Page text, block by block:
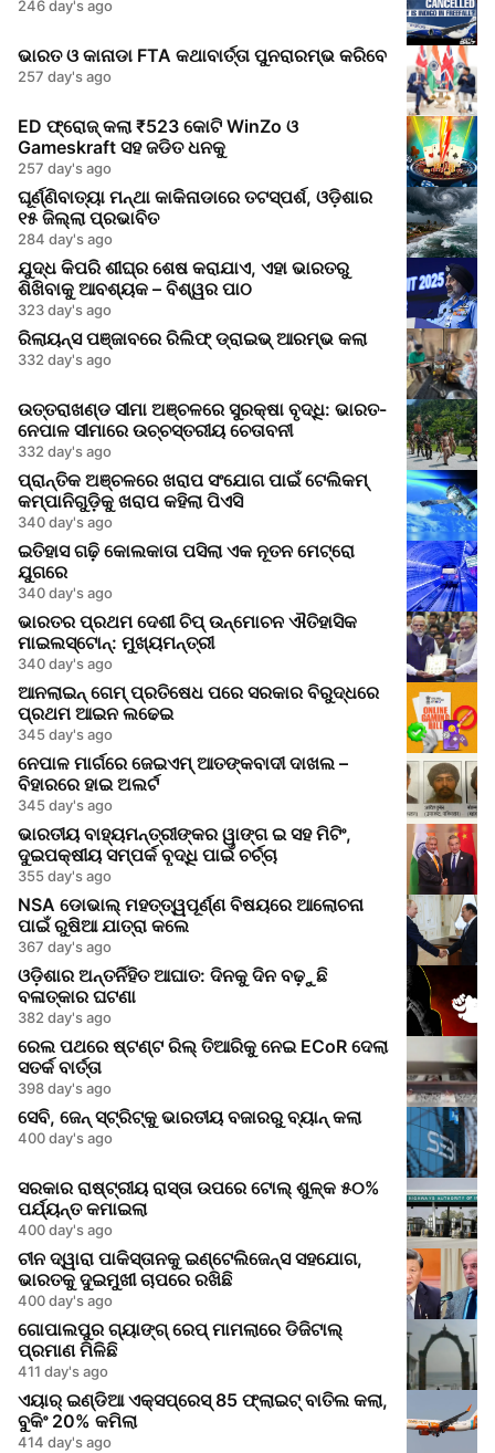
246 day's ago
ଭାରତ ଓ କାନାଡା FTA କଥାବାର୍ତ୍ତା ପୁନରାରମ୍ଭ କରିବେ
257 day's ago
ED ଫ୍ରୋଜ୍ କଲା ₹523 କୋଟି WinZo ଓ
Gameskraft ସହ ଜଡିତ ଧନକୁ
257 day's ago
ଘୂର୍ଣ୍ଣିବାତ୍ୟା ମନ୍ଥା କାକିନାଡାରେ ତଟସ୍ପର୍ଶ, ଓଡ଼ିଶାର
୧୫ ଜିଲ୍ଲା ପ୍ରଭାବିତ
284 day's ago
ଯୁଦ୍ଧ କିପରି ଶୀଘ୍ର ଶେଷ କରାଯାଏ, ଏହା ଭାରତରୁ
ଶିଖିବାକୁ ଆବଶ୍ୟକ – ବିଶ୍ୱର ପାଠ
323 day's ago
ରିଲାୟନ୍ସ ପଞ୍ଜାବରେ ରିଲିଫ୍ ଡ୍ରାଇଭ୍ ଆରମ୍ଭ କଲା
332 day's ago
ଉତ୍ତରାଖଣ୍ଡ ସୀମା ଅଞ୍ଚଳରେ ସୁରକ୍ଷା ବୃଦ୍ଧି: ଭାରତ-
ନେପାଳ ସୀମାରେ ଉଚ୍ଚସ୍ତରୀୟ ଚେତାବନୀ
332 day's ago
ପ୍ରାନ୍ତିକ ଅଞ୍ଚଳରେ ଖରାପ ସଂଯୋଗ ପାଇଁ ଟେଲିକମ୍
କମ୍ପାନିଗୁଡ଼ିକୁ ଖରାପ କହିଲା ପିଏସି
340 day's ago
ଇତିହାସ ଗଢ଼ି କୋଲକାତା ପସିଲା ଏକ ନୂତନ ମେଟ୍ରୋ
ଯୁଗରେ
340 day's ago
ଭାରତର ପ୍ରଥମ ଦେଶୀ ଚିପ୍ ଉନ୍ମୋଚନ ଐତିହାସିକ
ମାଇଲସ୍ଟୋନ୍: ମୁଖ୍ୟମନ୍ତ୍ରୀ
340 day's ago
ଆନଲାଇନ୍ ଗେମ୍ ପ୍ରତିଷେଧ ପରେ ସରକାର ବିରୁଦ୍ଧରେ
ପ୍ରଥମ ଆଇନ ଲଢେଇ
345 day's ago
ନେପାଳ ମାର୍ଗରେ ଜେଇଏମ୍ ଆତଙ୍କବାଦୀ ଦାଖଲ –
ବିହାରରେ ହାଇ ଅଲର୍ଟ
345 day's ago
ଭାରତୀୟ ବାହ୍ୟମନ୍ତ୍ରୀଙ୍କର ୱାଙ୍ଗ ଇ ସହ ମିଟିଂ,
ଦୁଇପକ୍ଷୀୟ ସମ୍ପର୍କ ବୃଦ୍ଧି ପାଇଁ ଚର୍ଚ୍ଚା
355 day's ago
NSA ଡୋଭାଲ୍ ମହତ୍ତ୍ୱପୂର୍ଣ୍ଣ ବିଷୟରେ ଆଲୋଚନା
ପାଇଁ ରୁଷିଆ ଯାତ୍ରା କଲେ
367 day's ago
ଓଡ଼ିଶାର ଅନ୍ତର୍ନିହିତ ଆଘାତ: ଦିନକୁ ଦିନ ବଢ଼ୁଛି
ବଳାତ୍କାର ଘଟଣା
382 day's ago
ରେଲ ପଥରେ ଷ୍ଟଣ୍ଟ ରିଲ୍ ତିଆରିକୁ ନେଇ ECoR ଦେଲା
ସତର୍କ ବାର୍ତ୍ତା
398 day's ago
ସେବି, ଜେନ୍‌ ସ୍ଟ୍ରିଟ୍‌କୁ ଭାରତୀୟ ବଜାରରୁ ବ୍ୟାନ୍ କଲା
400 day's ago
ସରକାର ରାଷ୍ଟ୍ରୀୟ ରାସ୍ତା ଉପରେ ଟୋଲ୍ ଶୁଳ୍କ ୫୦%
ପର୍ଯ୍ୟନ୍ତ କମାଇଲା
400 day's ago
ଚୀନ ଦ୍ୱାରା ପାକିସ୍ତାନକୁ ଇଣ୍ଟେଲିଜେନ୍ସ ସହଯୋଗ,
ଭାରତକୁ ଦୁଇମୁଖୀ ଚାପରେ ରଖିଛି
400 day's ago
ଗୋପାଲପୁର ଗ୍ୟାଙ୍ଗ୍ ରେପ୍ ମାମଲାରେ ଡିଜିଟାଲ୍
ପ୍ରମାଣ ମିଳିଛି
411 day's ago
ଏୟାର୍ ଇଣ୍ଡିଆ ଏକ୍ସପ୍ରେସ୍ 85 ଫ୍ଲାଇଟ୍ ବାତିଲ କଲା,
ବୁକିଂ 20% କମିଲା
414 day's ago